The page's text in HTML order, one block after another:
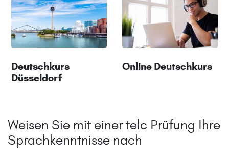
Deutschkurs
Düsseldorf
Online Deutschkurs
Weisen Sie mit einer telc Prüfung Ihre
Sprachkenntnisse nach